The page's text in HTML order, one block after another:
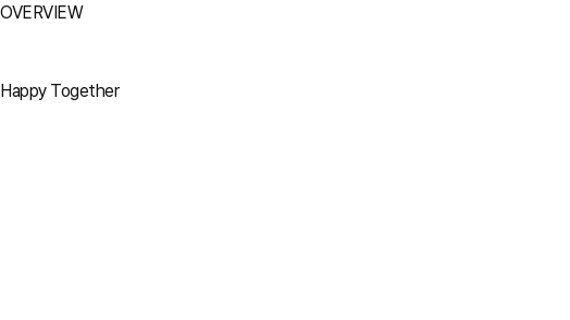
OVERVIEW
Happy Together